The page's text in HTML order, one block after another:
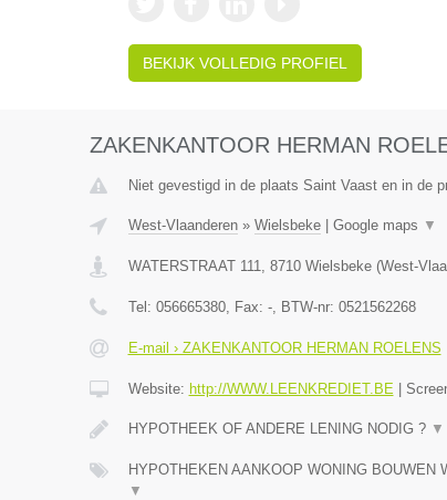
BEKIJK VOLLEDIG PROFIEL
ZAKENKANTOOR HERMAN
Niet gevestigd in de plaats Saint Vaast en in de
West-Vlaanderen» Wielsbeke| Google maps ▼
WATERSTRAAT 111, 8710 Wielsbeke(West-
Tel: 056665380, Fax: -, BTW-nr: 0521562268
E-mail › ZAKENKANTOOR HERMAN ROELENS
Website: http://WWW.LEENKREDIET.BE|
HYPOTHEEK OF ANDERE LENING NODIG ? ▼
HYPOTHEKEN AANKOOP WONING
▼